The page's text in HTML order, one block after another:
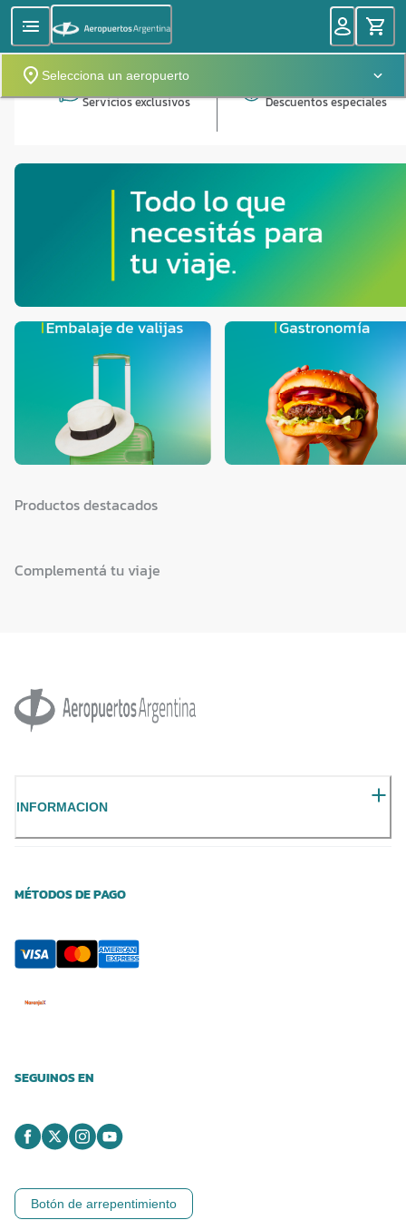
Selecciona un aeropuerto
Servicios exclusivos Descuentos especiales
Productos destacados
Complementá tu viaje
INFORMACION
MÉTODOS DE PAGO
SEGUINOS EN
Botón de arrepentimiento